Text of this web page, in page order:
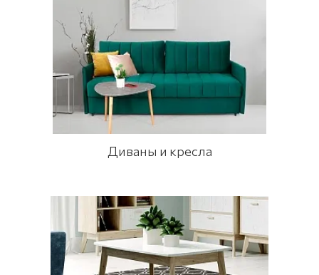
Диваны и кресла